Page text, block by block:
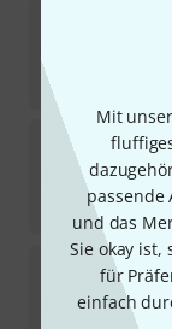
Mit
passende
und das
Sie okay ist,
für
einfach
JK
85
JK